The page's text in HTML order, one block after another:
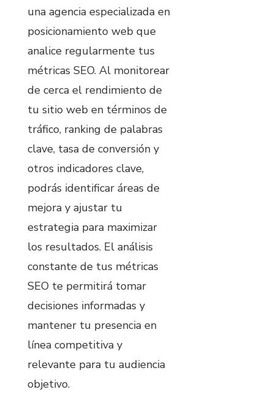
una agencia especializada en
posicionamiento web que
analice regularmente tus
métricas SEO. Al monitorear
de cerca el rendimiento de
tu sitio web en términos de
tráfico, ranking de palabras
clave, tasa de conversión y
otros indicadores clave,
podrás identificar áreas de
mejora y ajustar tu
estrategia para maximizar
los resultados. El análisis
constante de tus métricas
SEO te permitirá tomar
decisiones informadas y
mantener tu presencia en
línea competitiva y
relevante para tu audiencia
objetivo.